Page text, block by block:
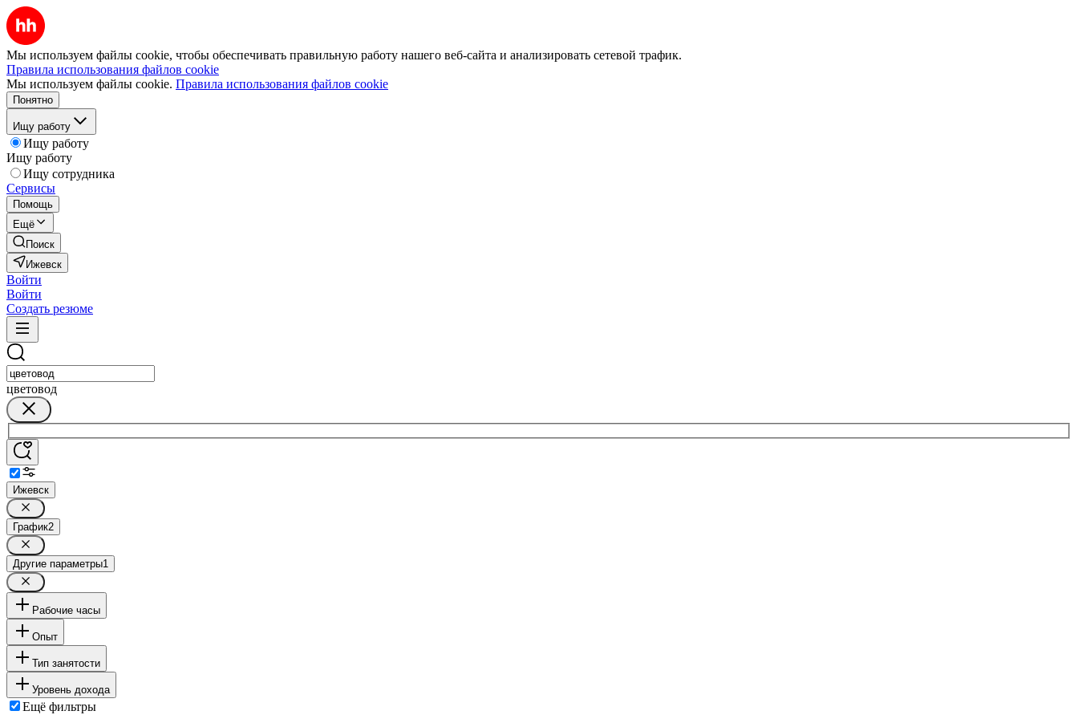
Мы используем файлы cookie, чтобы обеспечивать правильную работу нашего веб-сайта и анализировать сетевой трафик.
Правила использования файлов cookie
Мы используем файлы cookie. Правила использования файлов cookie
Понятно
Ищу работу
Ищу работу
Ищу работу
Ищу сотрудника
Сервисы
Помощь
Ещё
Поиск
Ижевск
Войти
Войти
Создать резюме
цветовод
Ижевск
График2
Другие параметры1
Рабочие часы
Опыт
Тип занятости
Уровень дохода
Ещё фильтры